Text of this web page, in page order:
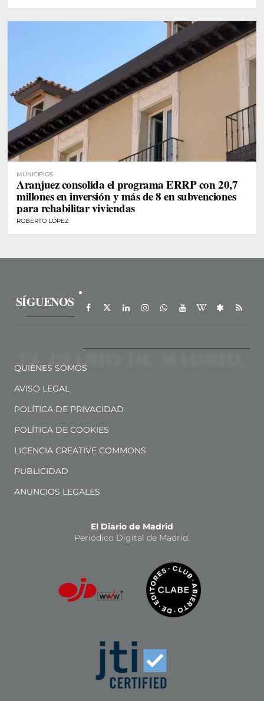
MUNICIPIOS
Aranjuez consolida el programa ERRP con 20,7
millones en inversión y más de 8 en subvenciones
para rehabilitar viviendas
ROBERTO LÓPEZ
SÍGUENOS
QUIÉNES SOMOS
AVISO LEGAL
POLÍTICA DE PRIVACIDAD
POLÍTICA DE COOKIES
LICENCIA CREATIVE COMMONS
PUBLICIDAD
ANUNCIOS LEGALES
El Diario de Madrid
Periódico Digital de Madrid.